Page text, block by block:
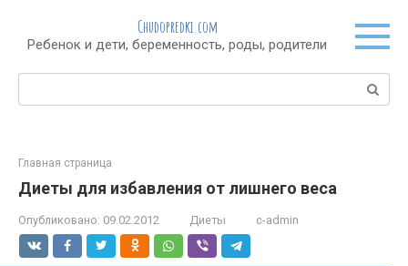
контенту
Chudopredki.com
Ребенок и дети, беременность, роды, родители
Поиск:
Главная страница
Диеты для избавления от лишнего веса
Опубликовано: 09.02.2012 Диеты c-admin